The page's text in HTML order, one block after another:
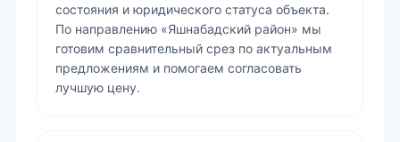
состояния и юридического статуса объекта.
По направлению «Яшнабадский район» мы
готовим сравнительный срез по актуальным
предложениям и помогаем согласовать
лучшую цену.